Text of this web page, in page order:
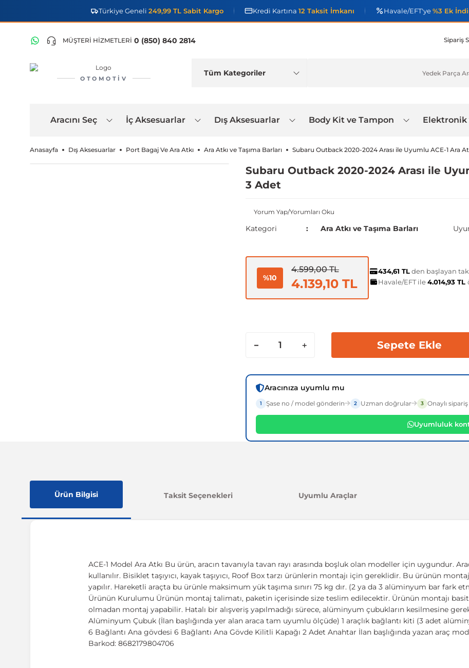
Türkiye Geneli 249,99 TL Sabit Kargo Kredi Kartına 12 Taksit İmkanı Havale/EFT'ye%3 Ek
MÜŞTERİ HİZMETLERİ 0 (850) 840 2814 Sipariş
OTOMOTIV
Aracını Seç İç Aksesuarlar Dış Aksesuarlar Body Kit ve Tampon Elektronik
Anasayfa Dış Aksesuarlar Port Bagaj Ve Ara Atkı Ara Atkı ve Taşıma Barları Subaru Outback 2020-2024 Arası ile Uyumlu ACE-1 Ara
Subaru Outback 2020-2024 Arası ile
3 Adet
Yorum Yap/Yorumları Oku
Kategori Ara Atkı ve Taşıma Barları
%10
4.599,00 TL
4.139,10 TL
434,61 TLden başlayan
Havale/EFT ile4.014,93 TL
Sepete Ekle
Aracınıza uyumlu mu
1 Şase no / model gönderin 2 Uzman doğrular 3 Onaylı
Uyumluluk
Ürün Bilgisi Taksit Seçenekleri Uyumlu Araçlar
ACE-1 Model Ara Atkı Bu ürün, aracın tavanıyla tavan rayı arasında boşluk olan modeller için uygundur.
kullanılır. Bisiklet taşıyıcı, kayak taşıyıcı, Roof Box tarzı ürünlerin montajı için gereklidir. Bu ürünün
yapılır. Hareketli araçta bu ürünle maksimum yük taşıma sınırı 75 kg dır. (2 ya da 3 alüminyum bar fark
Ürünün Kurulumu Ürünün montaj talimatı, paketin içerisinde size teslim edilecektir. Ürünün montajı
olmadan montaj yapabilir. Hatalı bir alışveriş yapılmadığı sürece, alüminyum çubukların kesilmesine
Alüminyum Çubuk (İlan başlığında yer alan araca tam uyumlu ölçüde) 1 araçlık bağlantı kiti (3 adet
6 Bağlantı Ana gövdesi 6 Bağlantı Ana Gövde Kilitli Kapağı 2 Adet Anahtar İlan başlığında yazan araç
Barkod: 8682179804706